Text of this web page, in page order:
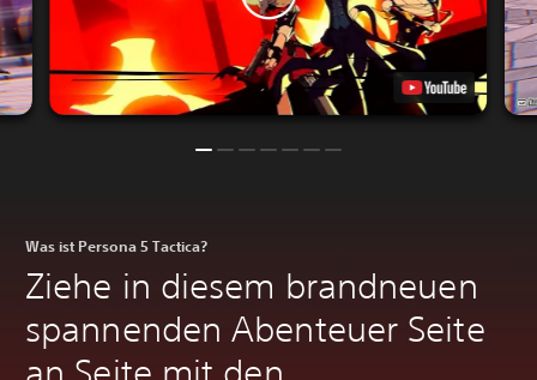
Was ist Persona 5 Tactica?
Ziehe in diesem brandneuen
spannenden Abenteuer Seite